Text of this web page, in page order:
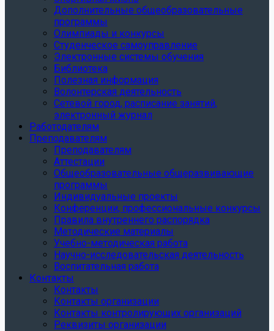
Дополнительные общеобразовательные
программы
Олимпиады и конкурсы
Студенческое самоуправление
Электронные системы обучения
Библиотека
Полезная информация
Волонтерская деятельность
Сетевой город, расписание занятий,
электронный журнал
Работодателям
Преподавателям
Преподавателям
Аттестации
Общеобразовательные общеразвивающие
программы
Индивидуальные проекты
Конференции, профессиональные конкурсы
Правила внутреннего распорядка
Методические материалы
Учебно-методическая работа
Научно-исследовательская деятельность
Воспитательная работа
Контакты
Контакты
Контакты организации
Контакты контролирующих организаций
Реквизиты организации